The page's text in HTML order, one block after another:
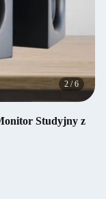
2 /6
Studyjny z